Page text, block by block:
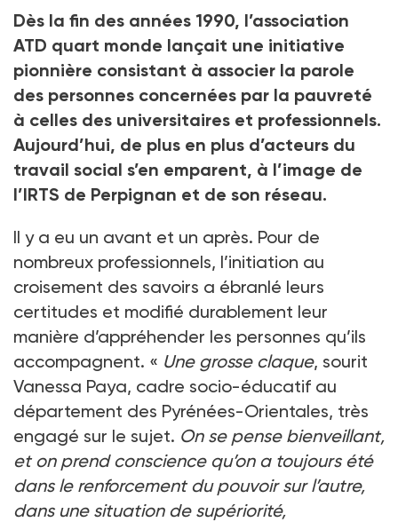
Dès la fin des années 1990, l’association
ATD quart monde lançait une initiative
pionnière consistant à associer la parole
des personnes concernées par la pauvreté
à celles des universitaires et professionnels.
Aujourd’hui, de plus en plus d’acteurs du
travail social s’en emparent, à l’image de
l’IRTS de Perpignan et de son réseau.
Il y a eu un avant et un après. Pour de
nombreux professionnels, l’initiation au
croisement des savoirs a ébranlé leurs
certitudes et modifié durablement leur
manière d’appréhender les personnes qu’ils
accompagnent. « Une grosse claque, sourit
Vanessa Paya, cadre socio-éducatif au
département des Pyrénées-Orientales, très
engagé sur le sujet. On se pense bienveillant,
et on prend conscience qu’on a toujours été
dans le renforcement du pouvoir sur l’autre,
dans une situation de supériorité,